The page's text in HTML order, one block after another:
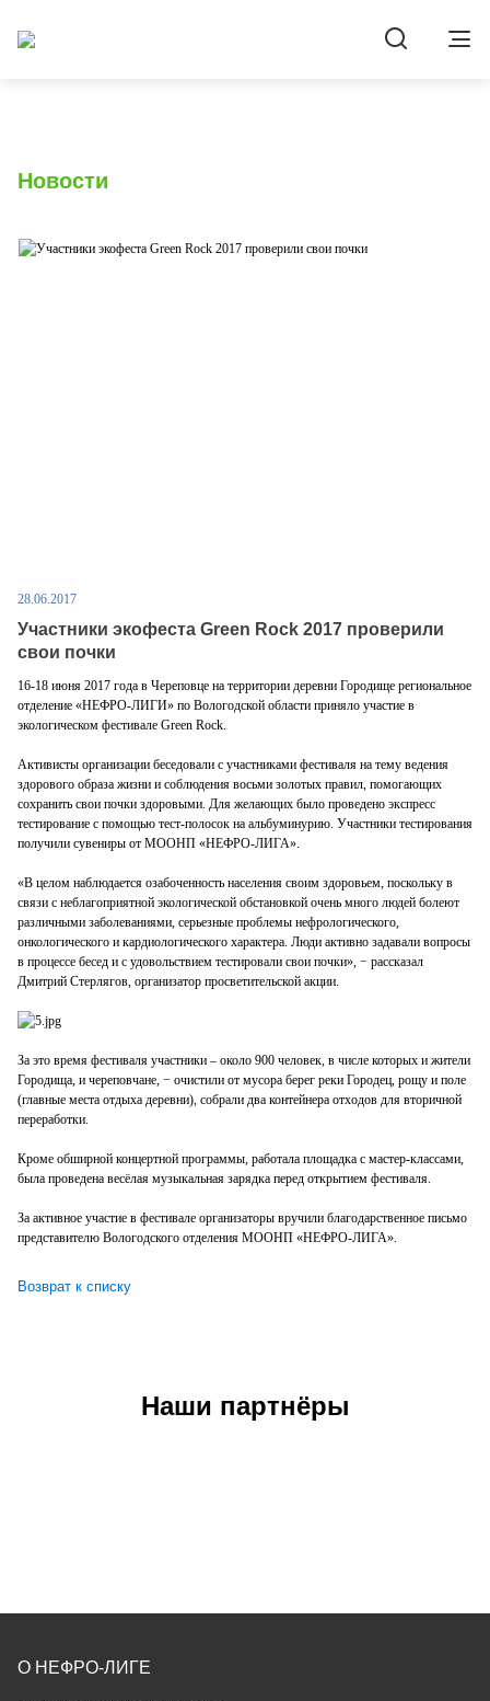
Новости
28.06.2017
Участники экофеста Green Rock 2017 проверили
свои почки
16-18 июня 2017 года в Череповце на территории деревни Городище региональное
отделение «НЕФРО-ЛИГИ» по Вологодской области приняло участие в
экологическом фестивале Green Rock.
Активисты организации беседовали с участниками фестиваля на тему ведения
здорового образа жизни и соблюдения восьми золотых правил, помогающих
сохранить свои почки здоровыми. Для желающих было проведено экспресс
тестирование с помощью тест-полосок на альбуминурию. Участники тестирования
получили сувениры от МООНП «НЕФРО-ЛИГА».
«В целом наблюдается озабоченность населения своим здоровьем, поскольку в
связи с неблагоприятной экологической обстановкой очень много людей болеют
различными заболеваниями, серьезные проблемы нефрологического,
онкологического и кардиологического характера. Люди активно задавали вопросы
в процессе бесед и с удовольствием тестировали свои почки», − рассказал
Дмитрий Стерлягов, организатор просветительской акции.
За это время фестиваля участники – около 900 человек, в числе которых и жители
Городища, и череповчане, − очистили от мусора берег реки Городец, рощу и поле
(главные места отдыха деревни), собрали два контейнера отходов для вторичной
переработки.
Кроме обширной концертной программы, работала площадка с мастер-классами,
была проведена весёлая музыкальная зарядка перед открытием фестиваля.
За активное участие в фестивале организаторы вручили благодарственное письмо
представителю Вологодского отделения МООНП «НЕФРО-ЛИГА».
Возврат к списку
Наши партнёры
О НЕФРО-ЛИГЕ